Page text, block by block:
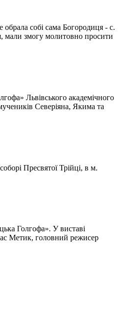
собі сама Богородиця - с.
мали змогу молитовно просити
Львівського академічного
Северіяна, Якима та
Пресвятої Трійці, в м.
Голгофа». У виставі
Метик, головний режисер